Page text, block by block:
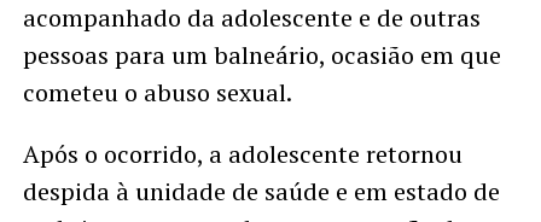
acompanhado da adolescente e de outras
pessoas para um balneário, ocasião em que
cometeu o abuso sexual.
Após o ocorrido, a adolescente retornou
despida à unidade de saúde e em estado de